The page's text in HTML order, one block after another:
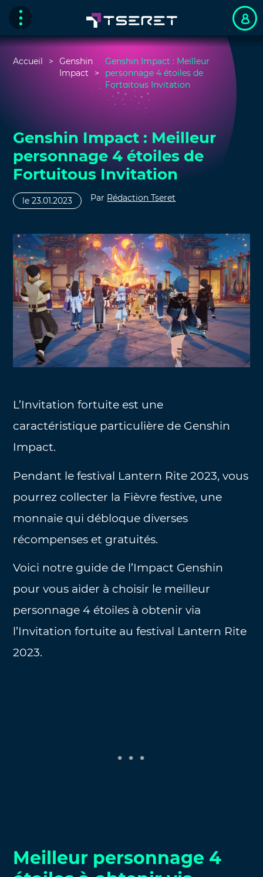
Accueil
Genshin
Impact
Genshin Impact : Meilleur
personnage 4 étoiles de
Fortuitous Invitation
Genshin Impact : Meilleur
personnage 4 étoiles de
Fortuitous Invitation
le 23.01.2023 Par Rédaction Tseret
L’Invitation fortuite est une
caractéristique particulière de Genshin
Impact.
Pendant le festival Lantern Rite 2023, vous
pourrez collecter la Fièvre festive, une
monnaie qui débloque diverses
récompenses et gratuités.
Voici notre guide de l’Impact Genshin
pour vous aider à choisir le meilleur
personnage 4 étoiles à obtenir via
l’Invitation fortuite au festival Lantern Rite
2023.
Meilleur personnage 4